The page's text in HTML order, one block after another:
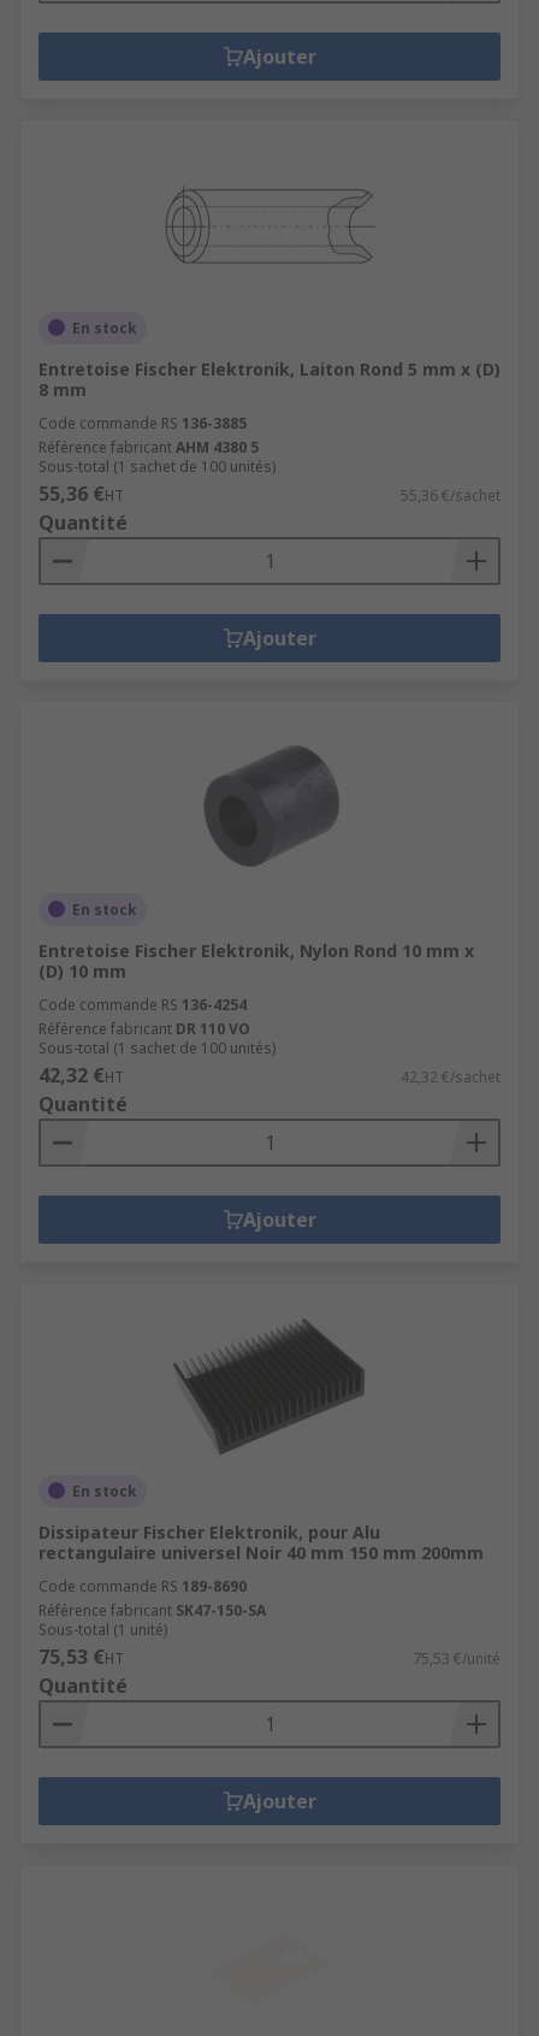
Ajouter
En stock
Entretoise Fischer Elektronik, Laiton Rond 5 mm x (D)
8 mm
Code commande RS 136-3885
Référence fabricantAHM 4380 5
Sous-total (1 sachet de 100 unités)
55,36 €HT 55,36 €/sachet
Quantité
Ajouter
En stock
Entretoise Fischer Elektronik, Nylon Rond 10 mm x
(D) 10 mm
Code commande RS 136-4254
Référence fabricant DR 110 VO
Sous-total (1 sachet de 100 unités)
42,32 €HT 42,32 €/sachet
Quantité
Ajouter
En stock
Dissipateur Fischer Elektronik, pour Alu
rectangulaire universel Noir 40 mm 150 mm 200mm
Code commande RS 189-8690
Référence fabricant SK47-150-SA
Sous-total (1 unité)
75,53 €HT 75,53 €/unité
Quantité
Ajouter